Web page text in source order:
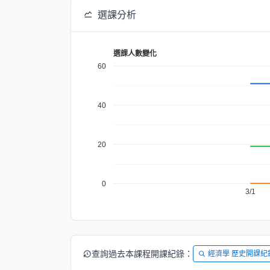
選課分析
選課人數變化
3/1
0
20
40
60
查詢過去本課程開課紀錄： 經濟學 歷史開課紀